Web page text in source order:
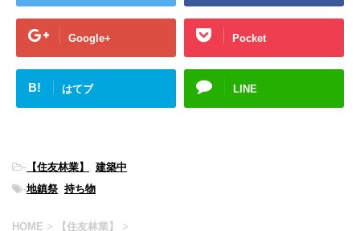
Google+ Pocket
B! はてブ LINE
- 【住友林業】 , 建築中
-地鎮祭, 持ち物
HOME > 【住友林業】 >